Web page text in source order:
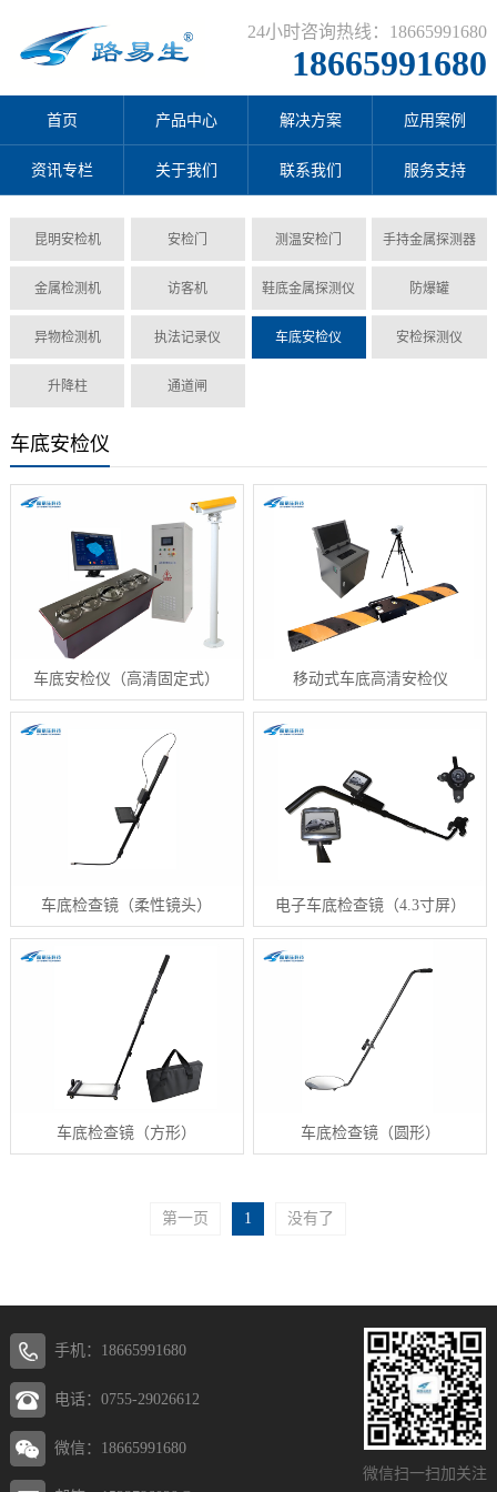
24小时咨询热线：18665991680
18665991680
首页 产品中心 解决方案 应用案例
资讯专栏 关于我们 联系我们 服务支持
昆明安检机 安检门 测温安检门 手持金属探测器
金属检测机 访客机 鞋底金属探测仪 防爆罐
异物检测机 执法记录仪 车底安检仪 安检探测仪
升降柱 通道闸
车底安检仪
车底安检仪（高清固定式） 移动式车底高清安检仪
车底检查镜（柔性镜头） 电子车底检查镜（4.3寸屏）
车底检查镜（方形） 车底检查镜（圆形）
第一页 1 没有了
微信扫一扫加关注
手机：18665991680
电话：0755-29026612
微信：18665991680